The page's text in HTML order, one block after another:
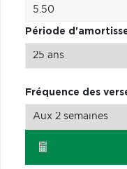
Période
Fréquence des